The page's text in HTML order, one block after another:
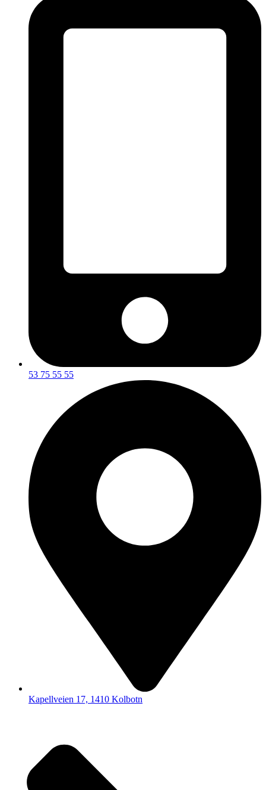
53 75 55 55
Kapellveien 17, 1410 Kolbotn